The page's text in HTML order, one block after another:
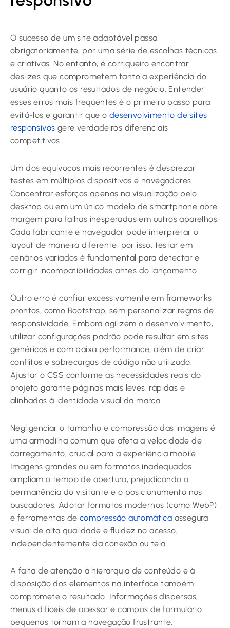
O sucesso de um site adaptável passa,
obrigatoriamente, por uma série de escolhas técnicas
e criativas. No entanto, é corriqueiro encontrar
deslizes que comprometem tanto a experiência do
usuário quanto os resultados de negócio. Entender
esses erros mais frequentes é o primeiro passo para
evitá-los e garantir que o desenvolvimento de sites
responsivos gere verdadeiros diferenciais
competitivos.
Um dos equívocos mais recorrentes é desprezar
testes em múltiplos dispositivos e navegadores.
Concentrar esforços apenas na visualização pelo
desktop ou em um único modelo de smartphone abre
margem para falhas inesperadas em outros aparelhos.
Cada fabricante e navegador pode interpretar o
layout de maneira diferente, por isso, testar em
cenários variados é fundamental para detectar e
corrigir incompatibilidades antes do lançamento.
Outro erro é confiar excessivamente em frameworks
prontos, como Bootstrap, sem personalizar regras de
responsividade. Embora agilizem o desenvolvimento,
utilizar configurações padrão pode resultar em sites
genéricos e com baixa performance, além de criar
conflitos e sobrecargas de código não utilizado.
Ajustar o CSS conforme as necessidades reais do
projeto garante páginas mais leves, rápidas e
alinhadas à identidade visual da marca.
Negligenciar o tamanho e compressão das imagens é
uma armadilha comum que afeta a velocidade de
carregamento, crucial para a experiência mobile.
Imagens grandes ou em formatos inadequados
ampliam o tempo de abertura, prejudicando a
permanência do visitante e o posicionamento nos
buscadores. Adotar formatos modernos (como WebP)
e ferramentas de compressão automática assegura
visual de alta qualidade e fluidez no acesso,
independentemente da conexão ou tela.
A falta de atenção à hierarquia de conteúdo e à
disposição dos elementos na interface também
compromete o resultado. Informações dispersas,
menus difíceis de acessar e campos de formulário
pequenos tornam a navegação frustrante,